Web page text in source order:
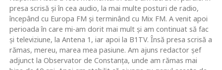
presa scrisă şi în cea audio, la mai multe posturi de radio,
începând cu Europa FM şi terminând cu Mix FM. A venit apoi
perioada în care mi-am dorit mai mult şi am continuat să fac
şi televiziune, la Antena 1, iar apoi la B1TV. Însă presa scrisă a
rămas, mereu, marea mea pasiune. Am ajuns redactor şef
adjunct la Observator de Constanţa, unde am rămas mai